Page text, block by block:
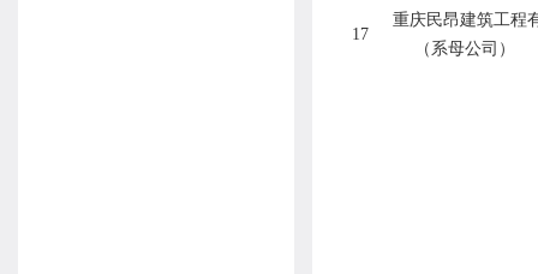
17
重庆民昂建筑工程
（系母公司）